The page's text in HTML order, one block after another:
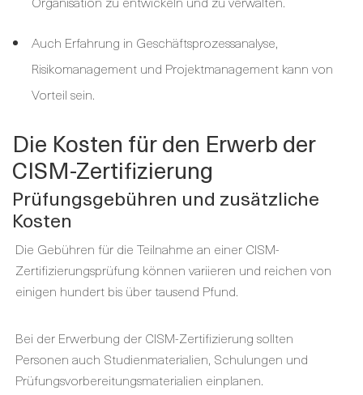
Auch Erfahrung in Geschäftsprozessanalyse,
Risikomanagement und Projektmanagement kann von
Vorteil sein.
Die Kosten für den Erwerb der
CISM-Zertifizierung
Prüfungsgebühren und zusätzliche
Kosten
Die Gebühren für die Teilnahme an einer CISM-
Zertifizierungsprüfung können variieren und reichen von
einigen hundert bis über tausend Pfund.
Bei der Erwerbung der CISM-Zertifizierung sollten
Personen auch Studienmaterialien, Schulungen und
Prüfungsvorbereitungsmaterialien einplanen.